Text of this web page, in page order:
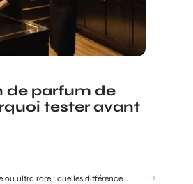
de parfum de
tester avant
Rabbit Finder : découvrir l’appli pour ne plus égarer ses affaires